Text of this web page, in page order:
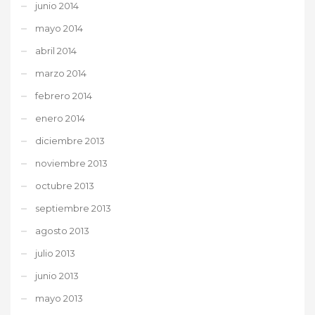
junio 2014
mayo 2014
abril 2014
marzo 2014
febrero 2014
enero 2014
diciembre 2013
noviembre 2013
octubre 2013
septiembre 2013
agosto 2013
julio 2013
junio 2013
mayo 2013